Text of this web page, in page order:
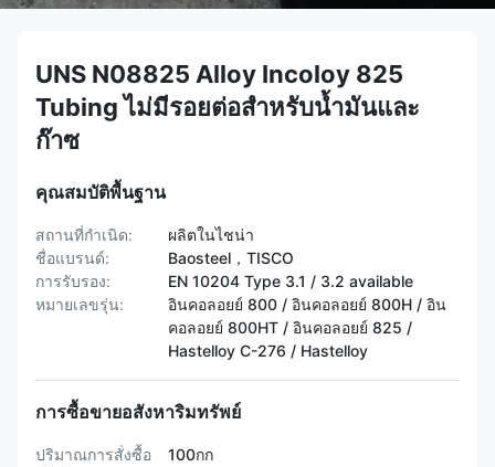
UNS N08825 Alloy Incoloy 825
Tubing ไม่มีรอยต่อสำหรับน้ำมันและ
ก๊าซ
คุณสมบัติพื้นฐาน
สถานที่กำเนิด:
ผลิตในไชน่า
ชื่อแบรนด์:
Baosteel，TISCO
การรับรอง:
EN 10204 Type 3.1 / 3.2 available
หมายเลขรุ่น:
อินคอลอยย์ 800 / อินคอลอยย์ 800H / อิน
คอลอยย์ 800HT / ​​อินคอลอยย์ 825 /
Hastelloy C-276 / Hastelloy
การซื้อขายอสังหาริมทรัพย์
ปริมาณการสั่งซื้อ
100กก